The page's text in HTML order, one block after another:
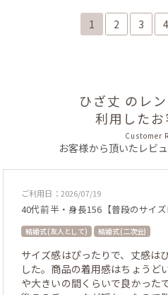
1 2 3 4
ひざ丈 のレ
利用した
Customer
お客様から頂いたレビ
ご利用日：2026/07/19
40代前半・身長156【普段のサイズ
結婚式 (友人として) 結婚式 (二次会)
サイズ感はぴったりで、丈感は
した。商品の着用感はちょうど
や大きいの間くらいで良かったで